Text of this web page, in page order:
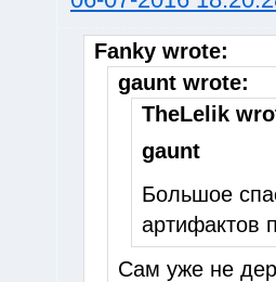
Fanky wrote:
gaunt wrote:
TheLelik
gaunt
Большое
артифактов
Сам уже не